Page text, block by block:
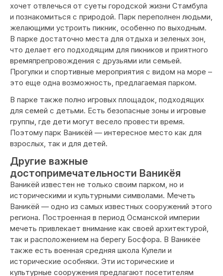
хочет отвлечься от суеты городской жизни Стамбула
и познакомиться с природой. Парк переполнен людьми,
желающими устроить пикник, особенно по выходным.
В парке достаточно места для отдыха и зеленых зон,
что делает его подходящим для пикников и приятного
времяпрепровождения с друзьями или семьей.
Прогулки и спортивные мероприятия с видом на море –
это еще одна возможность, предлагаемая парком.
В парке также полно игровых площадок, подходящих
для семей с детьми. Есть безопасные зоны и игровые
группы, где дети могут весело провести время.
Поэтому парк Ваникёй — интересное место как для
взрослых, так и для детей.
Другие важные
достопримечательности Ваникёя
Ваникёй известен не только своим парком, но и
историческими и культурными символами. Мечеть
Ваникёй — одно из самых известных сооружений этого
региона. Построенная в период Османской империи
мечеть привлекает внимание как своей архитектурой,
так и расположением на берегу Босфора. В Ваникёе
также есть военная средняя школа Кулели и
исторические особняки. Эти исторические и
культурные сооружения предлагают посетителям